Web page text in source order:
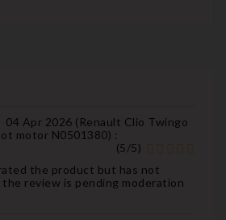
04 Apr 2026 ( Renault Clio Twingo
motor N0501380) :
(5/5)
the product but has not
review is pending moderation